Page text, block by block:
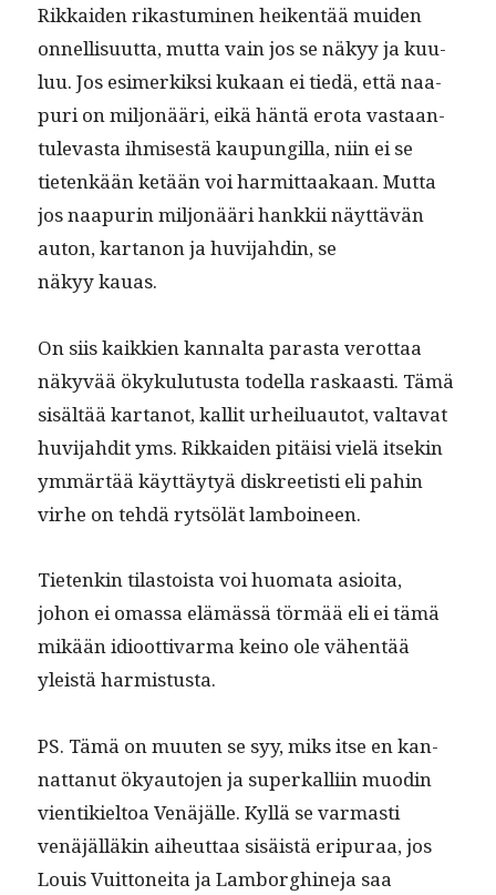
Rikkaiden rikas­tu­mi­nen heiken­tää muiden
onnel­lisu­ut­ta, mut­ta vain jos se näkyy ja kuu­
luu. Jos esimerkik­si kukaan ei tiedä, että naa­
puri on miljonääri, eikä hän­tä ero­ta vas­taan­
tulev­as­ta ihmis­es­tä kaupungilla, niin ei se
tietenkään ketään voi har­mit­taakaan. Mut­ta
jos naa­purin miljonääri han­kkii näyt­tävän
auton, kar­tanon ja huvi­jahdin, se
näkyy kauas.
On siis kaikkien kannal­ta paras­ta verot­taa
näkyvää ökyku­lu­tus­ta todel­la raskaasti. Tämä
sisältää kar­tan­ot, kallit urheilu­au­tot, val­ta­vat
huvi­jahdit yms. Rikkaiden pitäisi vielä itsekin
ymmärtää käyt­täy­tyä diskreetisti eli pahin
virhe on tehdä ryt­sölät lamboineen.
Tietenkin tilas­toista voi huo­ma­ta asioi­ta,
johon ei omas­sa elämässä tör­mää eli ei tämä
mikään idioot­ti­var­ma keino ole vähen­tää
yleistä harmistusta.
PS. Tämä on muuten se syy, miks itse en kan­
nat­tanut ökyau­to­jen ja superkalli­in muodin
vien­tikiel­toa Venäjälle. Kyl­lä se var­masti
venäjäl­läkin aiheut­taa sisäistä eripu­raa, jos
Louis Vuit­tonei­ta ja Lam­borgh­ine­ja saa